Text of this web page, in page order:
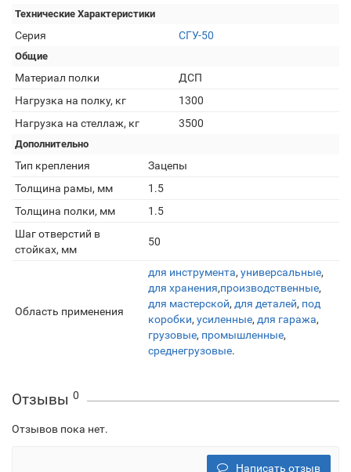
Технические Характеристики
Серия СГУ-50
Общие
Материал полки
ДСП
Нагрузка на полку, кг
1300
Нагрузка на стеллаж, кг
3500
Дополнительно
Тип крепления
Зацепы
Толщина рамы, мм
1.5
Толщина полки, мм
1.5
Шаг отверстий в
стойках, мм
50
Область применения
для инструмента, универсальные,
для хранения,производственные,
для мастерской, для деталей, под
коробки, усиленные, для гаража,
грузовые, промышленные,
среднегрузовые.
Отзывы 0
Отзывов пока нет.
Написать отзыв